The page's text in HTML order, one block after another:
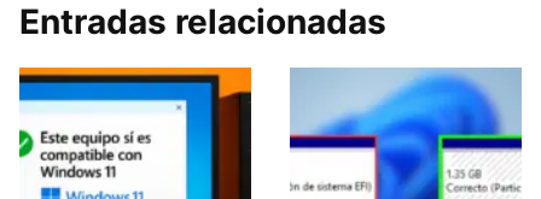
Entradas relacionadas